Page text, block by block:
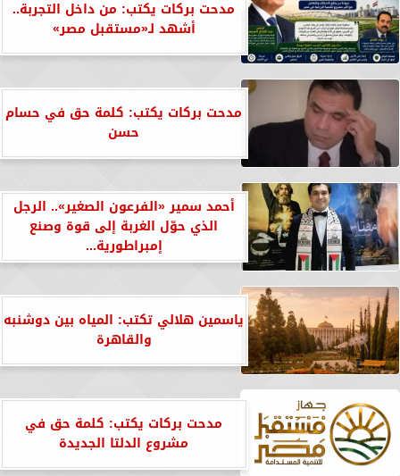
مدحت بركات يكتب: من داخل التجربة..
أشهد لـ«مستقبل مصر»
مدحت بركات يكتب: كلمة حق في حسام
حسن
أحمد سمير «الفرعون الصغير».. الرجل
الذي حوّل الغربة إلى قوة وصنع
إمبراطورية...
ياسمين هلالي تكتب: المياه بين دوشنبه
والقاهرة
مدحت بركات يكتب: كلمة حق في
مشروع الدلتا الجديدة